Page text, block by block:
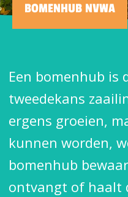
BOMENHUB NVWA
Een bomenhub is
tweedekans
ergens groeien,
kunnen worden,
bomenhub
ontvangt of haalt